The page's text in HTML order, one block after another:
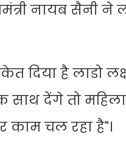
नायब सैनी ने
दिया है लाडो
साथ देंगे तो
काम चल रहा है"।